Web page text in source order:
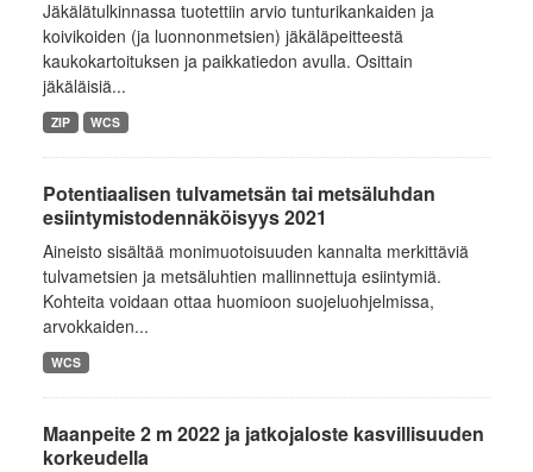
Jäkälätulkinnassa tuotettiin arvio tunturikankaiden ja
koivikoiden (ja luonnonmetsien) jäkäläpeitteestä
kaukokartoituksen ja paikkatiedon avulla. Osittain
jäkäläisiä...
ZIP WCS
Potentiaalisen tulvametsän tai metsäluhdan
esiintymistodennäköisyys 2021
Aineisto sisältää monimuotoisuuden kannalta merkittäviä
tulvametsien ja metsäluhtien mallinnettuja esiintymiä.
Kohteita voidaan ottaa huomioon suojeluohjelmissa,
arvokkaiden...
WCS
Maanpeite 2 m 2022 ja jatkojaloste kasvillisuuden
korkeudella